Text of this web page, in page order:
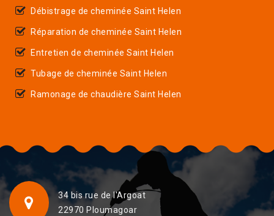
Débistrage de cheminée Saint Helen
Réparation de cheminée Saint Helen
Entretien de cheminée Saint Helen
Tubage de cheminée Saint Helen
Ramonage de chaudière Saint Helen
34 bis rue de l'Argoat
22970 Ploumagoar